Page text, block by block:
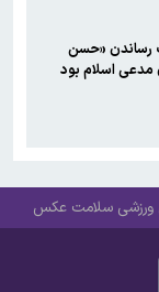
رساندن «حسن
مدعی اسلام بود
ورزشی سلامت عکس